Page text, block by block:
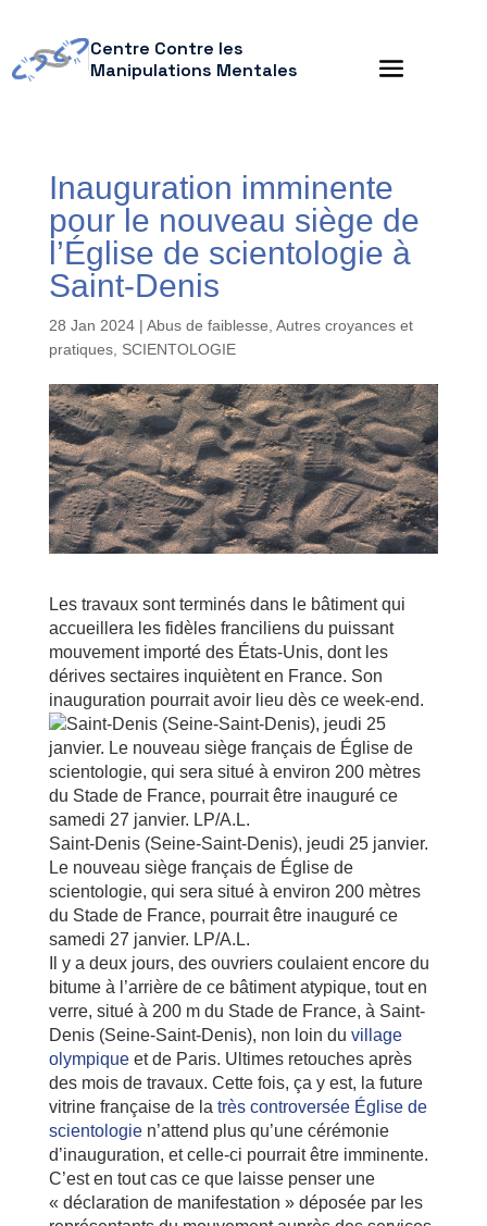
Centre Contre les
Manipulations Mentales
Inauguration imminente
pour le nouveau siège de
l’Église de scientologie à
Saint-Denis
28 Jan 2024| Abus de faiblesse Autres croyances et
pratiques, SCIENTOLOGIE
Les travaux sont terminés dans le bâtiment qui
accueillera les fidèles franciliens du puissant
mouvement importé des États-Unis, dont les
dérives sectaires inquiètent en France. Son
inauguration pourrait avoir lieu dès ce week-end.
Saint-Denis (Seine-Saint-Denis), jeudi 25 janvier.
Le nouveau siège français de Église de
scientologie, qui sera situé à environ 200 mètres
du Stade de France, pourrait être inauguré ce
samedi 27 janvier. LP/A.L.
Il y a deux jours, des ouvriers coulaient encore du
bitume à l’arrière de ce bâtiment atypique, tout en
verre, situé à 200 m du Stade de France, à Saint-
Denis (Seine-Saint-Denis), non loin du village
olympiqueet de Paris. Ultimes retouches après
des mois de travaux. Cette fois, ça y est, la future
vitrine française de la très controversée Église de
scientologien’attend plus qu’une cérémonie
d’inauguration, et celle-ci pourrait être imminente.
C’est en tout cas ce que laisse penser une
« déclaration de manifestation » déposée par les